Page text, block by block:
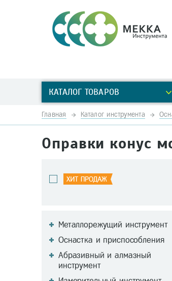
КАТАЛОГ ТОВАРОВ
Главная Каталог инструмента
Оправки конус
Металлорежущий инструмент
Оснастка и приспособления
Абразивный и алмазный
инструмент